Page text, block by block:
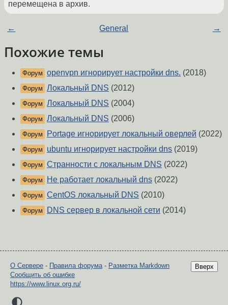
перемещена в архив.
← General →
Похожие темы
Форум openvpn игнорирует настройки dns. (2018)
Форум Локальный DNS (2012)
Форум Локальный DNS (2004)
Форум Локальный DNS (2006)
Форум Portage игнорирует локальный оверлей (2022)
Форум ubuntu игнорирует настройки dns (2019)
Форум Странности с локальным DNS (2022)
Форум Не работает локальный dns (2022)
Форум CentOS локальный DNS (2010)
Форум DNS сервер в локальной сети (2014)
Вверх
О Сервере - Правила форума- Разметка Markdown
Сообщить об ошибке
https://www.linux.org.ru/